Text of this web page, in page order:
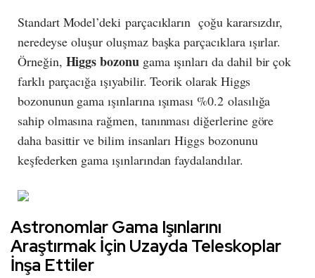
Standart Model’deki parçacıkların çoğu kararsızdır,
neredeyse oluşur oluşmaz başka parçacıklara ışırlar.
Örneğin, Higgs bozonu gama ışınları da dahil bir çok
farklı parçacığa ışıyabilir. Teorik olarak Higgs
bozonunun gama ışınlarına ışıması %0.2 olasılığa
sahip olmasına rağmen, tanınması diğerlerine göre
daha basittir ve bilim insanları Higgs bozonunu
keşfederken gama ışınlarından faydalandılar.
Astronomlar Gama Işınlarını
Araştırmak İçin Uzayda Teleskoplar
İnşa Ettiler